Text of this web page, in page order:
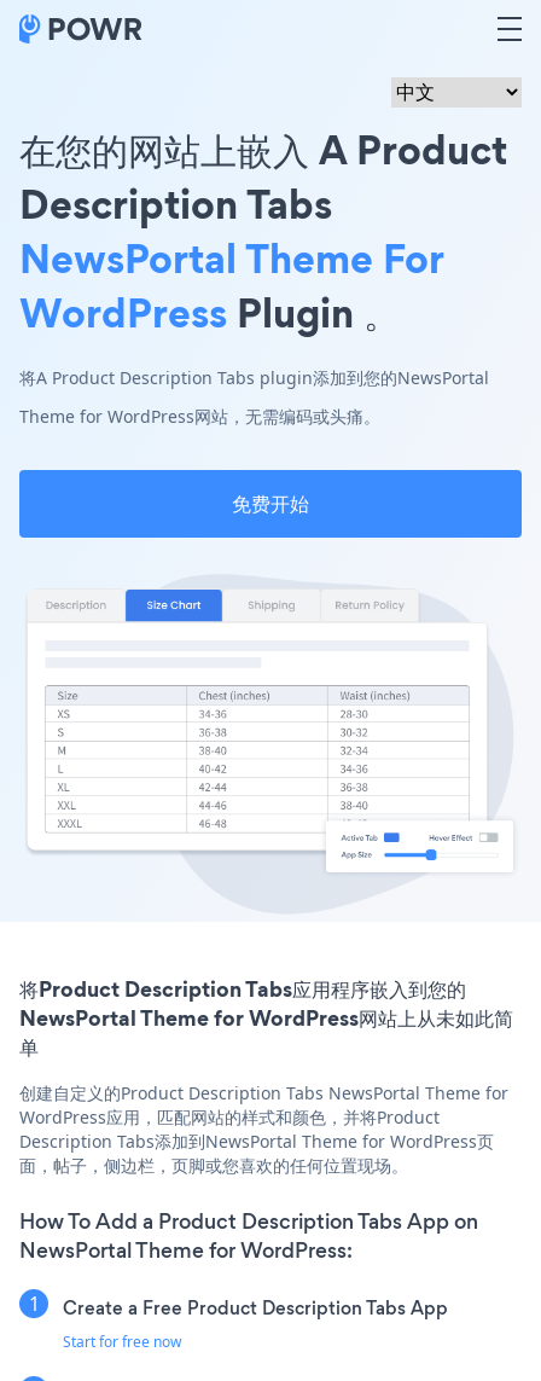
在您的网站上嵌入 A Product
Description Tabs
NewsPortal Theme For
WordPress Plugin 。
将A Product Description Tabs plugin添加到您的NewsPortal
Theme for WordPress网站，无需编码或头痛。
免费开始
将Product Description Tabs应用程序嵌入到您的
NewsPortal Theme for WordPress网站上从未如此简
单
创建自定义的Product Description Tabs NewsPortal Theme for
WordPress应用，匹配网站的样式和颜色，并将Product
Description Tabs添加到NewsPortal Theme for WordPress页
面，帖子，侧边栏，页脚或您喜欢的任何位置现场。
How To Add a Product Description Tabs App on
NewsPortal Theme for WordPress:
Create a Free Product Description Tabs App
Start for free now